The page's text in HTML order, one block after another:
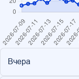
Вчера